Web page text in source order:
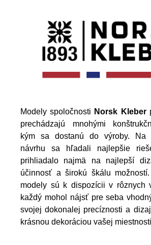
Modely spoločnosti Norsk Kleber
prechádzajú mnohými
kým sa dostanú do výroby. Na
návrhu sa hľadali najlepšie
prihliadalo najmä na najlepší
účinnosť a širokú škálu
modely sú k dispozícii v rôznych
každý mohol nájsť pre seba
svojej dokonalej precíznosti a
krásnou dekoráciou vašej